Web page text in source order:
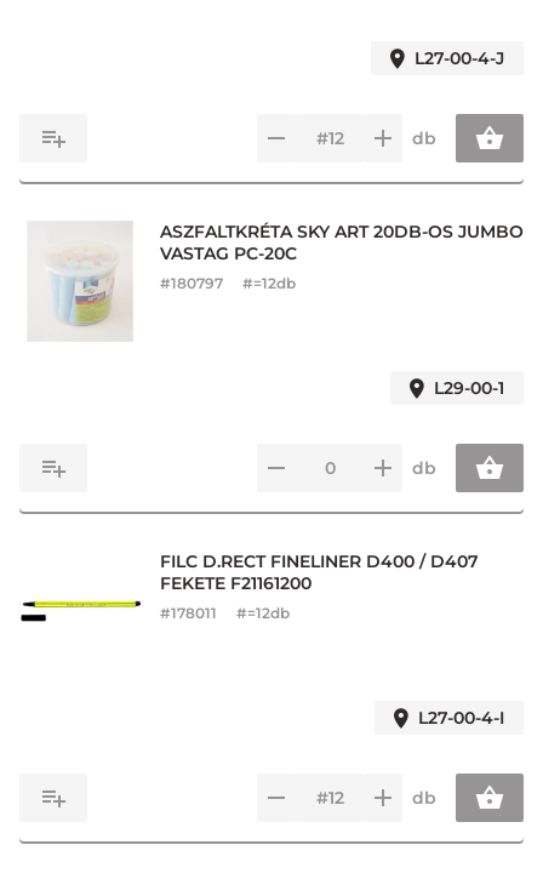
L27-00-4-J
db
ASZFALTKRÉTA SKY ART 20DB-OS JUMBO
VASTAG PC-20C
#180797 #=12db
L29-00-1
db
FILC D.RECT FINELINER D400 / D407
FEKETE F21161200
#178011 #=12db
L27-00-4-I
db